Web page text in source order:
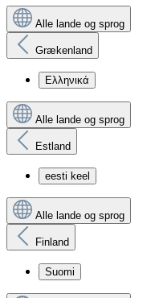
Alle lande og sprog
Grækenland
Ελληνικά
Alle lande og sprog
Estland
eesti keel
Alle lande og sprog
Finland
Suomi